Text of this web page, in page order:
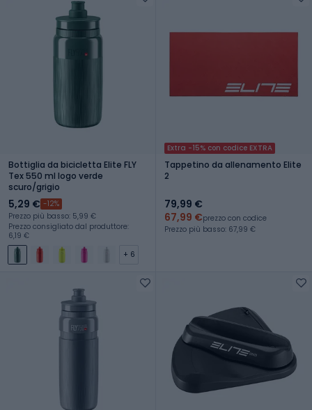
Bottiglia da bicicletta Elite FLY
Tex 550 ml logo verde
scuro/grigio
5,29 € -12%
Prezzo più basso: 5,99 €
Prezzo consigliato dal produttore:
6,19 €
+ 6
Extra -15% con codice EXTRA
Tappetino da allenamento Elite
2
79,99 €
67,99 €prezzo con codice
Prezzo più basso: 67,99 €